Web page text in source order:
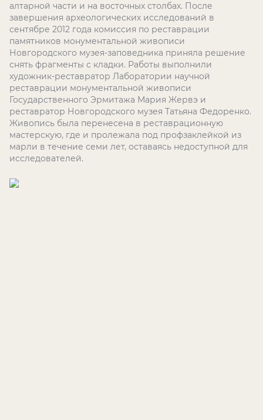
алтарной части и на восточных столбах. После
завершения археологических исследований в
сентябре 2012 года комиссия по реставрации
памятников монументальной живописи
Новгородского музея-заповедника приняла решение
снять фрагменты с кладки. Работы выполнили
художник-реставратор Лаборатории научной
реставрации монументальной живописи
Государственного Эрмитажа Мария Жервэ и
реставратор Новгородского музея Татьяна Федоренко.
Живопись была перенесена в реставрационную
мастерскую, где и пролежала под профзаклейкой из
марли в течение семи лет, оставаясь недоступной для
исследователей.